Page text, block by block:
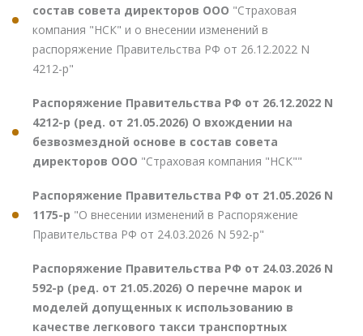
состав совета директоров ООО "Страховая
компания "НСК" и о внесении изменений в
распоряжение Правительства РФ от 26.12.2022 N
4212-р"
Распоряжение Правительства РФ от 26.12.2022 N
4212-р (ред. от 21.05.2026) О вхождении на
безвозмездной основе в состав совета
директоров ООО "Страховая компания "НСК""
Распоряжение Правительства РФ от 21.05.2026 N
1175-р "О внесении изменений в Распоряжение
Правительства РФ от 24.03.2026 N 592-р"
Распоряжение Правительства РФ от 24.03.2026 N
592-р (ред. от 21.05.2026) О перечне марок и
моделей допущенных к использованию в
качестве легкового такси транспортных